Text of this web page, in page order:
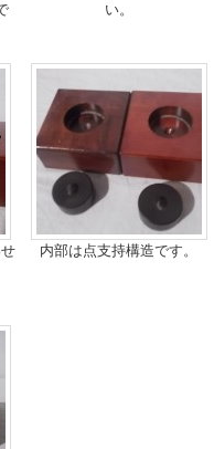
い。
内部は点支持構造です。